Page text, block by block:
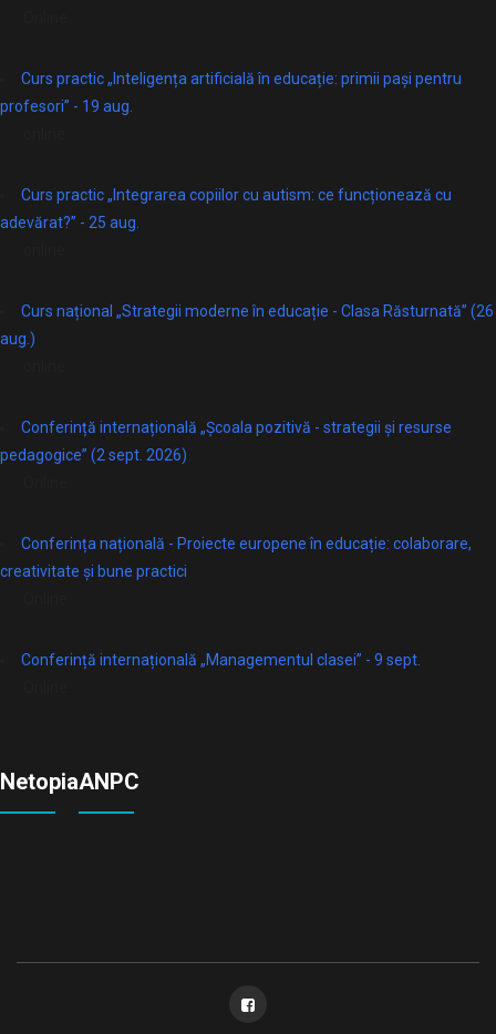
Curs practic „Inteligența artificială în educație: primii pași pentru
profesori” - 19 aug.
Curs practic „Integrarea copiilor cu autism: ce funcționează cu
adevărat?” - 25 aug.
Curs național „Strategii moderne în educație - Clasa Răsturnată” (26
aug.)
Conferință internațională „Școala pozitivă - strategii și resurse
pedagogice” (2 sept. 2026)
Conferința națională - Proiecte europene în educație: colaborare,
creativitate și bune practici
Conferință internațională „Managementul clasei” - 9 sept.
NetopiaANPC